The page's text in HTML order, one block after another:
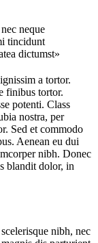
neque
tincidunt
dictumst»
a tortor.
finibus tortor.
potenti. Class
nostra, per
Sed et commodo
Aenean eu dui
nibh. Donec
blandit dolor, in
nibh, nec